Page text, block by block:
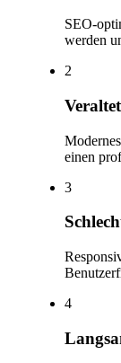
SEO-
werden
2
einen
3
4